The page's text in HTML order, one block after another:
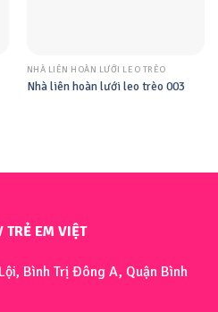
NHÀ LIÊN HOÀN LƯỚI LEO TRÈO
Nhà liên hoàn lưới leo trèo 003
TRẺ EM VIỆT
Bình Trị Đông A, Quận Bình